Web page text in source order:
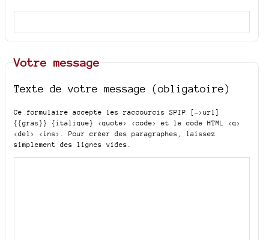
Votre message
Texte de votre message (obligatoire)
Ce formulaire accepte les raccourcis SPIP
[->url]
{{gras}} {italique} <quote> <code>
et le code HTML <q>
<del> <ins>
. Pour créer des paragraphes, laissez
simplement des lignes vides.